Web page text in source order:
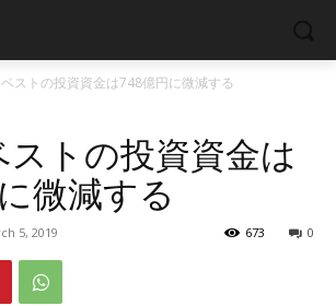
ストの投資資金は748億円に微減する
ストの投資資金は
微減する
5, 2019 0
673